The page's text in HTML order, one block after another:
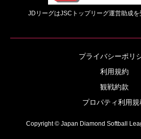
JDリーグはJSCトップリーグ運営助成
プライバシーポリ
利用規約
観戦約款
プロパティ利用規
Copyright © Japan Diamond Softball